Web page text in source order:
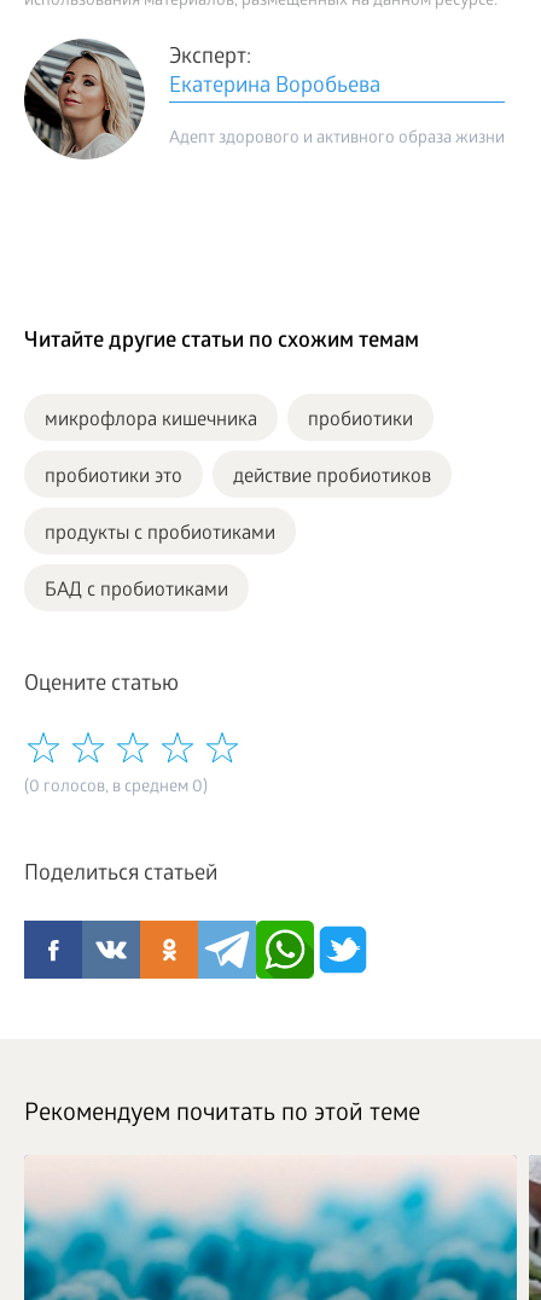
Эксперт:
Екатерина Воробьева
Адепт здорового и активного образа жизни
Читайте другие статьи по схожим темам
микрофлора кишечника пробиотики
пробиотики это действие пробиотиков
продукты с пробиотиками
БАД с пробиотиками
Оцените статью
(0 голосов, в среднем 0)
Поделиться статьей
Рекомендуем почитать по этой теме